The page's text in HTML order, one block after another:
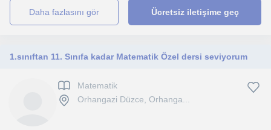
daha fazlasını gör Ücretsiz iletişime geç
1.sınıftan 11. Sınıfa kadar Matematik Özel dersi seviyorum
Matematik
Orhangazi Düzce, Orhanga...